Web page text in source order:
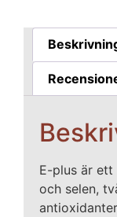
E-plus är
och selen,